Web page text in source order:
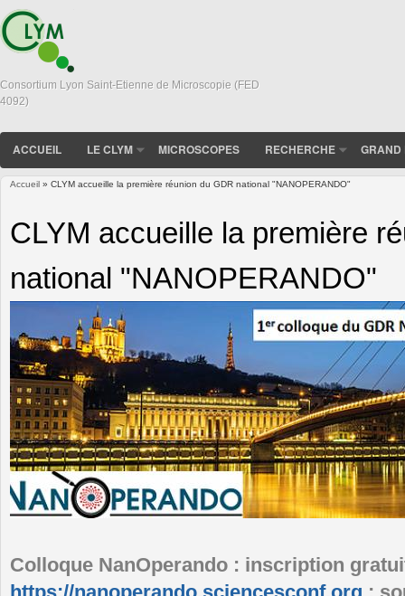
Consortium Lyon Saint-Etienne de Microscopie (FED
4092)
ACCUEIL LE CLYM MICROSCOPES RECHERCHE GRAND
Accueil » CLYM accueille la première réunion du GDR national "NANOPERANDO"
CLYM accueille la première
national "NANOPERANDO"
Colloque NanOperando : inscription